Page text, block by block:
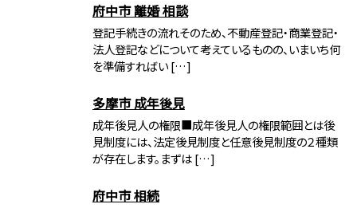
府中市 離婚 相談
登記手続きの流れそのため、不動産登記・商業登記・
法人登記などについて考えているものの、いまいち何
を準備すればい […]
多摩市 成年後見
成年後見人の権限■成年後見人の権限範囲とは後
見制度には、法定後見制度と任意後見制度の２種類
が存在します。まずは […]
府中市 相続